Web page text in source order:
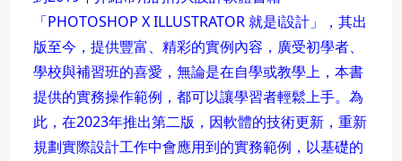
「PHOTOSHOP X ILLUSTRATOR 就是i設計」，其出
版至今，提供豐富、精彩的實例內容，廣受初學者、
學校與補習班的喜愛，無論是在自學或教學上，本書
提供的實務操作範例，都可以讓學習者輕鬆上手。為
此，在2023年推出第二版，因軟體的技術更新，重新
規劃實際設計工作中會應用到的實務範例，以基礎的